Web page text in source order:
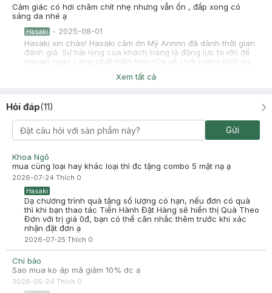
Cảm giác có hơi châm chít nhẹ nhưng vẫn ổn , đắp xong có
sáng da nhé ạ
Hasaki - 2025-08-01
Hasaki xin chào! Hasaki cảm ơn Mỹ Annnn đã dành thời gian
đánh giá. Sự hài lòng của khách hàng là động lực to lớn để
Hasaki ngày càng phát triển hơn nữa về chất lượng dịch vụ.
Cảm ơn bạn đã tin tưởng và mua sắm tại Hasaki!
Chị Ly
Đã mua hàng
2024-05-30
Trộm vía sài em này hợp!! Sài xong thấy mát mịn mặt em này nếu
mà ai đang tình trạng mụn xưng nhẹ thì sài ổn nha
Hasaki -2024-05-30
Hasaki cảm ơn bạn đã luôn tin tưởng và lựa chọn sản phẩm
của Hasaki. Chúc bạn luôn tươi trẻ nhé
Xem tất cả
Hỏi đáp(11)
Gửi
Khoa Ngô
mua cùng loại hay khác loại thì đc tặng combo 5 mặt nạ ạ
2026-07-24 Thích 0
Hasaki
Dạ chương trình quà tặng số lượng có hạn, nếu đơn có quà
thì khi bạn thao tác Tiến Hành Đặt Hàng sẽ hiển thị Quà Theo
Đơn với trị giá 0đ, bạn có thể cân nhắc thêm trước khi xác
nhận đặt đơn ạ
2026-07-25 Thích 0
Chí bảo
Sao mua ko áp mã giảm 10% dc ạ
2026-05-24 Thích 0